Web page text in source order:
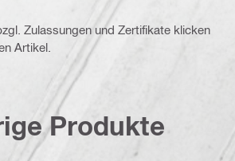
Zulassungen und Zertifikate klicken
Artikel.
Produkte